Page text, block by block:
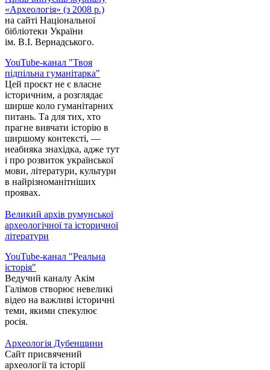
«Археологія» (з 2008 р.)
на сайті Національної
бібліотеки України
ім. В.І. Вернадського.
YouTube-канал "Твоя
підпільна гуманітарка"
Цей проєкт не є власне
історичним, а розглядає
ширше коло гуманітарних
питань. Та для тих, хто
прагне вивчати історію в
ширшому контексті, —
неабияка знахідка, адже тут
і про розвиток української
мови, літератури, культури
в найрізноманітніших
проявах.
Великий архів румунської
археологічної та історичної
літератури
YouTube-канал "Реальна
історія"
Ведучий каналу Акім
Галімов створює невеликі
відео на важливі історичні
теми, якими спекулює
росія.
Археологія Дубенщини
Сайт присвячений
археології та історії